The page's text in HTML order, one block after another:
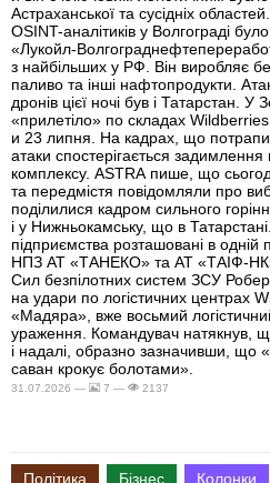
Астраханської та сусідніх
OSINT-аналітиків у Волгограді
«Лукойл-
з найбільших у РФ. Він виробляє
паливо та інші нафтопродукти.
дронів цієї ночі був і Татарстан. У
«прилетіло» по складах
и 23 липня. На кадрах, що
атаки спостерігається
комплексу. ASTRA пише, що
та передмістя повідомляли про
поділилися кадром сильного
і у Нижньокамську, що в
підприємства розташовані в одній
НПЗ АТ «ТАНЕКО» та АТ «ТАІФ-
Сил безпілотних систем ЗСУ
на удари по логістичних центрах
«Мадяра», вже восьмий
ураження. Командувач натякнув,
і надалі, образно зазначивши, що
саван крокує болотами».
31.07.2026 — 7 — 2137
Політика Бізнес Колонки